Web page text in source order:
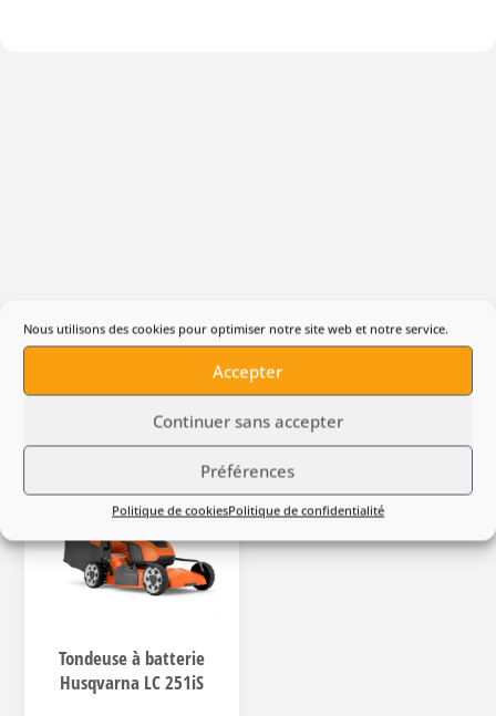
Nous utilisons des cookies pour optimiser notre site web et notre service.
Accepter
Continuer sans accepter
Préférences
Politique de cookiesPolitique de confidentialité
Produits suggérés
Tondeuse à batterie
Husqvarna LC 251iS